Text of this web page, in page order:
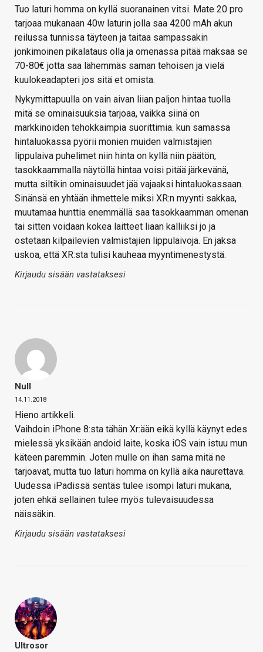
Tuo laturi homma on kyllä suoranainen vitsi. Mate 20 pro
tarjoaa mukanaan 40w laturin jolla saa 4200 mAh akun
reilussa tunnissa täyteen ja taitaa sampassakin
jonkimoinen pikalataus olla ja omenassa pitää maksaa se
70-80€ jotta saa lähemmäs saman tehoisen ja vielä
kuulokeadapteri jos sitä et omista.
Nykymittapuulla on vain aivan liian paljon hintaa tuolla
mitä se ominaisuuksia tarjoaa, vaikka siinä on
markkinoiden tehokkaimpia suorittimia. kun samassa
hintaluokassa pyörii monien muiden valmistajien
lippulaiva puhelimet niin hinta on kyllä niin päätön,
tasokkaammalla näytöllä hintaa voisi pitää järkevänä,
mutta siltikin ominaisuudet jää vajaaksi hintaluokassaan.
Sinänsä en yhtään ihmettele miksi XR:n myynti sakkaa,
muutamaa hunttia enemmällä saa tasokkaamman omenan
tai sitten voidaan kokea laitteet liaan kalliiksi jo ja
ostetaan kilpailevien valmistajien lippulaivoja. En jaksa
uskoa, että XR:sta tulisi kauheaa myyntimenestystä.
Kirjaudu sisään vastataksesi
Null
14.11.2018
Hieno artikkeli.
Vaihdoin iPhone 8:sta tähän Xr:ään eikä kyllä käynyt edes
mielessä yksikään andoid laite, koska iOS vain istuu mun
käteen paremmin. Joten mulle on ihan sama mitä ne
tarjoavat, mutta tuo laturi homma on kyllä aika naurettava.
Uudessa iPadissä sentäs tulee isompi laturi mukana,
joten ehkä sellainen tulee myös tulevaisuudessa
näissäkin.
Kirjaudu sisään vastataksesi
Ultrosor